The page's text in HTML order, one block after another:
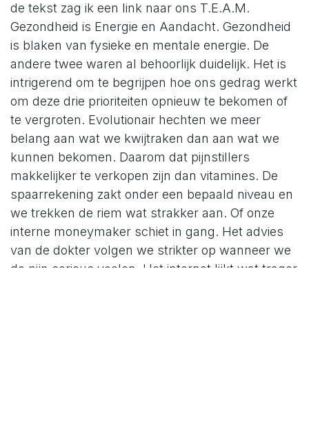
de tekst zag ik een link naar ons T.E.A.M.
Gezondheid is Energie en Aandacht. Gezondheid
is blaken van fysieke en mentale energie. De
andere twee waren al behoorlijk duidelijk. Het is
intrigerend om te begrijpen hoe ons gedrag werkt
om deze drie prioriteiten opnieuw te bekomen of
te vergroten. Evolutionair hechten we meer
belang aan wat we kwijtraken dan aan wat we
kunnen bekomen. Daarom dat pijnstillers
makkelijker te verkopen zijn dan vitamines. De
spaarrekening zakt onder een bepaald niveau en
we trekken de riem wat strakker aan. Of onze
interne moneymaker schiet in gang. Het advies
van de dokter volgen we strikter op wanneer we
de pijn serieus voelen. Het internet lijkt wat trager